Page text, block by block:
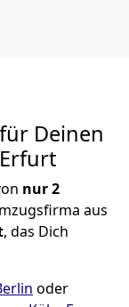
Deinen
nur 2
aus
, das Dich
oder